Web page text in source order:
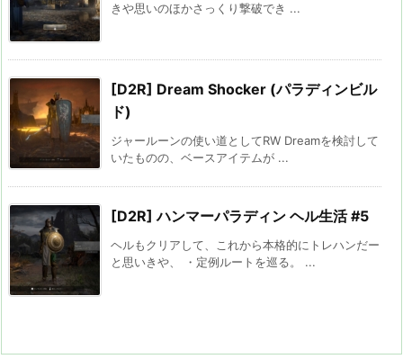
きや思いのほかさっくり撃破でき ...
[D2R] Dream Shocker (パラディンビル
ド)
ジャールーンの使い道としてRW Dreamを検討して
いたものの、ベースアイテムが ...
[D2R] ハンマーパラディン ヘル生活 #5
ヘルもクリアして、これから本格的にトレハンだー
と思いきや、 ・定例ルートを巡る。 ...